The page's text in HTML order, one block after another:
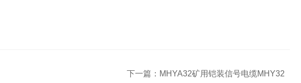
下一篇： MHYA32矿用铠装信号电缆MHY32